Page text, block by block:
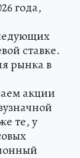
года,
ставке.
рынка в
акции
те, у